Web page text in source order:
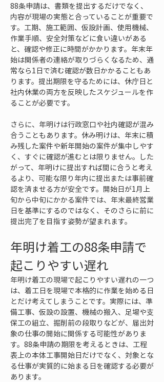
88条申請は、書類を提出するだけでなく、
内容が現場の実態と合っていることが重要で
す。工期、施工範囲、仮設計画、使用機械、
作業手順、安全対策などに食い違いがある
と、確認や修正に時間がかかります。年末年
始は関係者の連絡が取りづらくなるため、通
常なら1日で済む確認が数日かかることもあ
ります。提出期限を守るためには、休庁日と
社内休業の両方を反映したスケジュールを作
ることが必要です。
さらに、年明けは行政窓口や社内確認が混み
合うこともあります。休み明けは、年末に積
み残した案件や新年開始の案件が集中しやす
く、すぐに確認が進むとは限りません。した
がって、年明けに提出すれば間に合うと考え
るより、可能な限り年内に提出または事前確
認を済ませる方が安全です。開始日が1月上
旬から中旬にかかる案件では、年末最終営業
日を基準にするのではなく、そのさらに前に
提出完了を目指す姿勢が望まれます。
年明け着工の88条申請で
起こりやすい遅れ
年明け着工の現場で起こりやすい遅れの一つ
は、着工日を現場で本格的に作業を始める日
とだけ考えてしまうことです。実際には、準
備工事、仮設の設置、機械の搬入、足場や支
保工の組立、掘削前の段取りなどが、届出対
象の仕事の開始に関係する可能性がありま
す。88条申請の期限を考えるときは、工程
表上の本体工事開始日だけでなく、対象とな
る仕事が実質的に始まる日を確認する必要が
あります。